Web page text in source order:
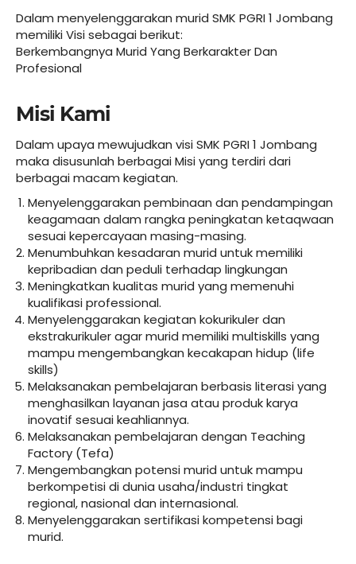
Dalam menyelenggarakan murid SMK PGRI 1 Jombang
memiliki Visi sebagai berikut:
Berkembangnya Murid Yang Berkarakter Dan
Profesional
Misi Kami
Dalam upaya mewujudkan visi SMK PGRI 1 Jombang
maka disusunlah berbagai Misi yang terdiri dari
berbagai macam kegiatan.
Menyelenggarakan pembinaan dan pendampingan
keagamaan dalam rangka peningkatan ketaqwaan
sesuai kepercayaan masing-masing.
Menumbuhkan kesadaran murid untuk memiliki
kepribadian dan peduli terhadap lingkungan
Meningkatkan kualitas murid yang memenuhi
kualifikasi professional.
Menyelenggarakan kegiatan kokurikuler dan
ekstrakurikuler agar murid memiliki multiskills yang
mampu mengembangkan kecakapan hidup (life
skills)
Melaksanakan pembelajaran berbasis literasi yang
menghasilkan layanan jasa atau produk karya
inovatif sesuai keahliannya.
Melaksanakan pembelajaran dengan Teaching
Factory (Tefa)
Mengembangkan potensi murid untuk mampu
berkompetisi di dunia usaha/industri tingkat
regional, nasional dan internasional.
Menyelenggarakan sertifikasi kompetensi bagi
murid.